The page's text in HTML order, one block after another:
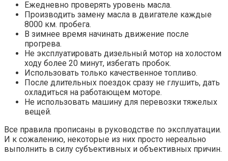
Ежедневно проверять уровень масла.
Производить замену масла в двигателе каждые
8000 км. пробега.
В зимнее время начинать движение после
прогрева.
Не эксплуатировать дизельный мотор на холостом
ходу более 20 минут, избегать пробок.
Использовать только качественное топливо.
После длительных поездок сразу не глушить, дать
охладиться на работающем моторе.
Не использовать машину для перевозки тяжелых
вещей.
Все правила прописаны в руководстве по эксплуатации.
И к сожалению, некоторые из них просто нереально
выполнить в силу субъективных и объективных причин.